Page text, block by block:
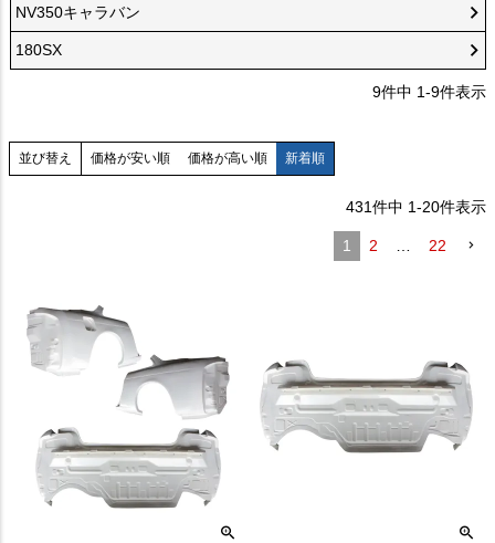
NV350キャラバン
180SX
9件中 1-9件表示
並び替え 価格が安い順 価格が高い順 新着順
431件中 1-20件表示
1 2 22